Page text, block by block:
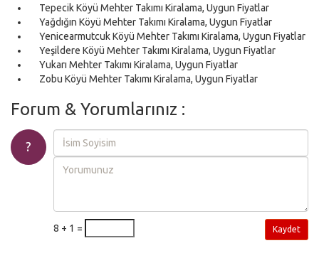
Tepecik Köyü Mehter Takımı Kiralama, Uygun Fiyatlar
Yağdığın Köyü Mehter Takımı Kiralama, Uygun Fiyatlar
Yenicearmutcuk Köyü Mehter Takımı Kiralama, Uygun Fiyatlar
Yeşildere Köyü Mehter Takımı Kiralama, Uygun Fiyatlar
Yukarı Mehter Takımı Kiralama, Uygun Fiyatlar
Zobu Köyü Mehter Takımı Kiralama, Uygun Fiyatlar
Forum & Yorumlarınız :
?
8 + 1 = Kaydet